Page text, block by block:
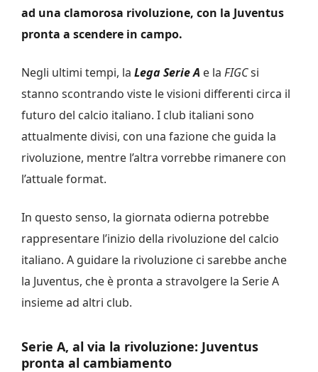
ad una clamorosa rivoluzione, con la Juventus
pronta a scendere in campo.
Negli ultimi tempi, la Lega Serie A e la FIGCsi
stanno scontrando viste le visioni differenti circa il
futuro del calcio italiano. I club italiani sono
attualmente divisi, con una fazione che guida la
rivoluzione, mentre l’altra vorrebbe rimanere con
l’attuale format.
In questo senso, la giornata odierna potrebbe
rappresentare l’inizio della rivoluzione del calcio
italiano. A guidare la rivoluzione ci sarebbe anche
la Juventus, che è pronta a stravolgere la Serie A
insieme ad altri club.
Serie A, al via la rivoluzione: Juventus
pronta al cambiamento